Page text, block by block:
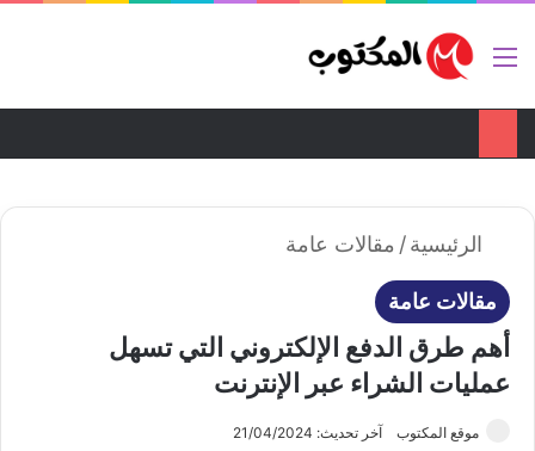
القائمة
الرئيسية/ مقالات عامة
مقالات عامة
أهم طرق الدفع الإلكتروني التي تسهل
عمليات الشراء عبر الإنترنت
موقع المكتوب آخر تحديث: 21/04/2024
ضع اعلانك هنا